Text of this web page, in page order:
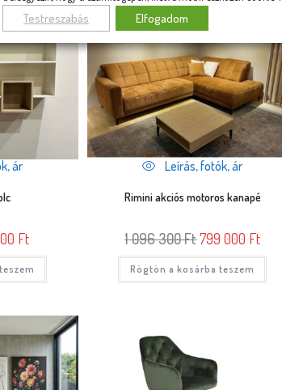
ár
Ft
Leírás, fotók, ár
Rimini akciós motoros kanapé
1 096 300Ft799 000 Ft
Rögtön a kosárba teszem
Testreszabás Elfogadom